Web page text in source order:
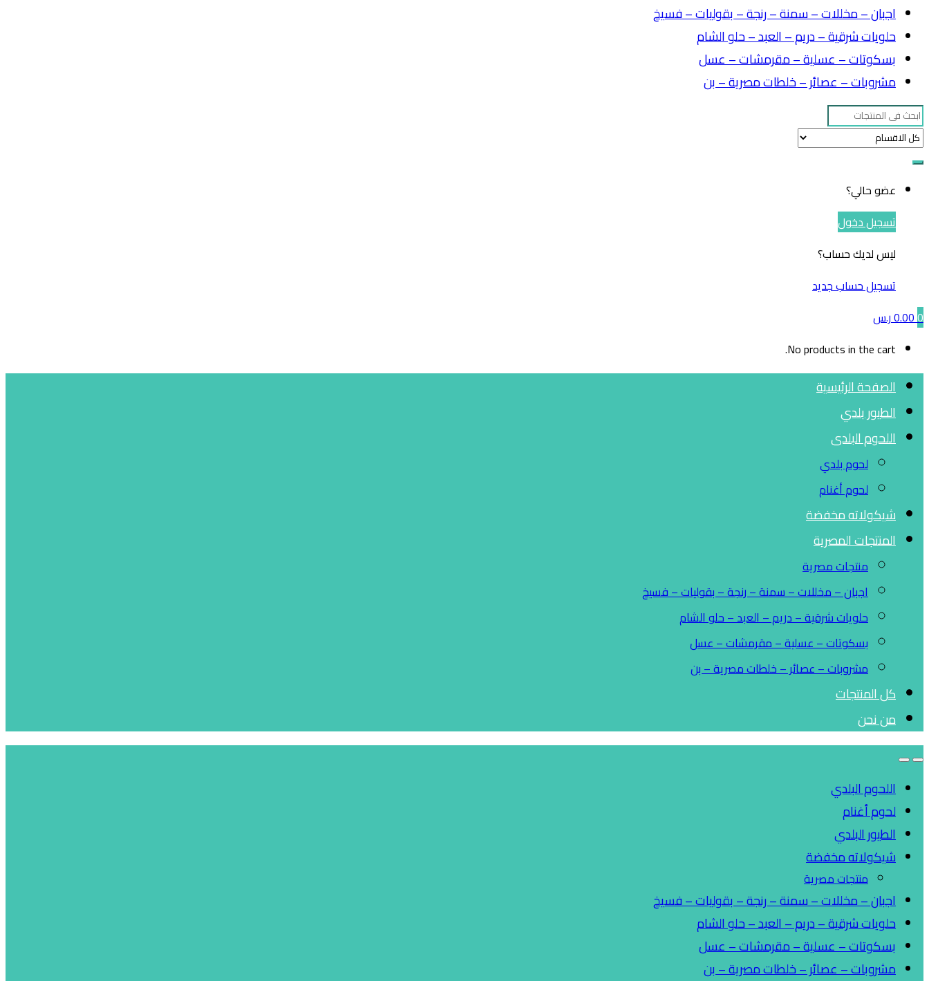
اجبان – مخللات – سمنة – رنجة – بقوليات – فسيخ
حلويات شرقية – دريم – العبد – حلو الشام
بسكوتات – عسلية – مقرمشات – عسل
مشروبات – عصائر – خلطات مصرية – بن
Search
for:
عضو حالي؟
تسجيل دخول
ليس لديك حساب؟
تسجيل حساب جديد
0
0.00ر.س
No products in the cart.
الصفحة الرئيسية
الطيور بلدي
اللحوم البلدى
لحوم بلدي
لحوم أغنام
شيكولاته مخفضة
المنتجات المصرية
منتجات مصرية
اجبان – مخللات – سمنة – رنجة – بقوليات – فسيخ
حلويات شرقية – دريم – العبد – حلو الشام
بسكوتات – عسلية – مقرمشات – عسل
مشروبات – عصائر – خلطات مصرية – بن
كل المنتجات
من نحن
اللحوم البلدي
لحوم أغنام
الطيور البلدي
شيكولاته مخفضة
منتجات مصرية
اجبان – مخللات – سمنة – رنجة – بقوليات – فسيخ
حلويات شرقية – دريم – العبد – حلو الشام
بسكوتات – عسلية – مقرمشات – عسل
مشروبات – عصائر – خلطات مصرية – بن